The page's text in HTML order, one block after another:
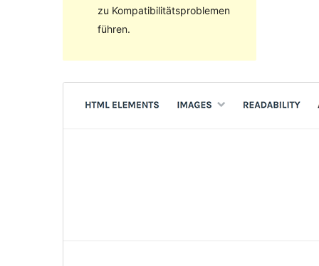
zu Kompatibilitätsproblemen
führen.